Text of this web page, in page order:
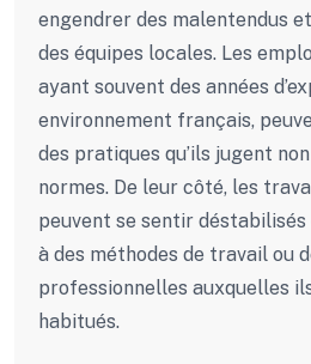
engendrer des malentendus
des équipes locales. Les
ayant souvent des années
environnement français,
des pratiques qu’ils jugent
normes. De leur côté, les
peuvent se sentir déstabilisés
à des méthodes de travail ou
professionnelles auxquelles
habitués.